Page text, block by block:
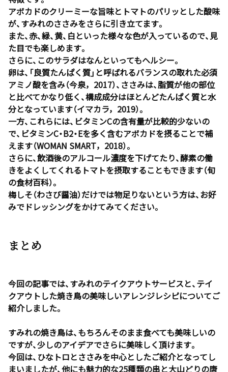
アボカドのクリーミーな旨味とトマトのパリッとした酸味
が、すみれのささみをさらに引き立てます。
また、赤、緑、黄、白といった様々な色が入っているので、見
た目でも楽しめます。
さらに、このサラダはなんといってもヘルシー。
卵は、「良質たんぱく質」と呼ばれるバランスの取れた必須
アミノ酸を含み（今泉，2017）、ささみは、脂質が他の部位
と比べてかなり低く、構成成分はほとんどたんぱく質と水
分となっています（イマカラ，2019）。
一方、これらには、ビタミンCの含有量が比較的少ないの
で、ビタミンC・B2・Eを多く含むアボカドを摂ることで補
えます（WOMAN SMART，2018）。
さらに、飲酒後のアルコール濃度を下げてたり、酵素の働
きをよくしてくれるトマトを摂取することもできます（旬
の食材百科）。
梅しそ（わさび醤油）だけでは物足りないという方は、お好
みでドレッシングをかけてみてください。
まとめ
今回の記事では、すみれのテイクアウトサービスと、テイ
クアウトした焼き鳥の美味しいアレンジレシピについてご
紹介しました。
すみれの焼き鳥は、もちろんそのまま食べても美味しいの
ですが、少しのアイデアでさらに美味しく頂けます。
今回は、ひなトロとささみを中心としたご紹介となってし
まいましたが、他にも魅力的な25種類の串と大山どりの唐